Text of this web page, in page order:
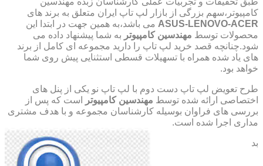
کامپیوتر،سهم بزرگی از بازار لپ تاپ ایران متعلق به برند های
ASUS-LENOVO-ACER می باشد،به همین جهت در ابتدا این
محصولات توسط مهندسین کامپیوتر به شما پیشنهاد داده می
شود.چنانچه قصد خرید لپ تاپ را دارید مجموعه ای کامل از برند
های یاد شده همراه با تسهیلات قسطی استثنایی پیش روی شما
خواهد بود.
طرح تعویض لپ تاپ دست دوم با لپ تاپ نو یکی از پنل های
اختصاصی ارائه شده توسط مهندسین کامپیوتر
است که پس از
بررسی های فراوان بوسیله کارشناسان مجموعه و با هدف مشتری
مداری اجرا شده است.
بد